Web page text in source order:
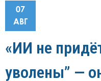
07
АВГ
«ИИ не
уволены” —